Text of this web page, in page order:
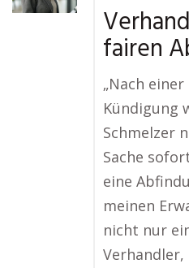
fairen
„Nach
Kündigung
Schmelzer
Sache
eine
meinen
nicht nur
Verhandler,